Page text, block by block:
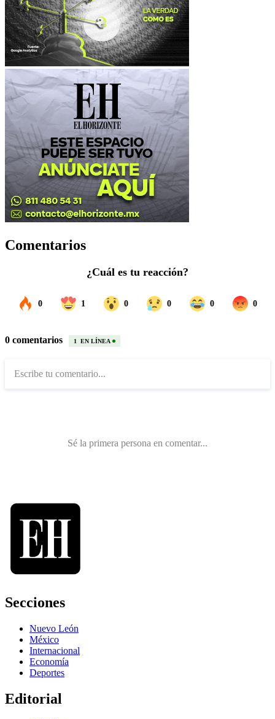
Comentarios
Secciones
Nuevo León
México
Internacional
Economía
Deportes
Editorial